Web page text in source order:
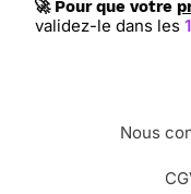
🚀 Pour que votre
validez-le dans les 1
Nous